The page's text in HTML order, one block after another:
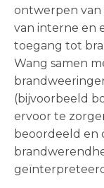
ontwerpen van
van interne en
toegang tot
Wang samen
(bijvoorbeeld
ervoor te
beoordeeld en